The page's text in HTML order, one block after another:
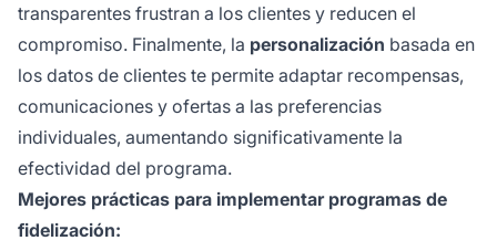
transparentes frustran a los clientes y reducen el
compromiso. Finalmente, la personalización basada en
los datos de clientes te permite adaptar recompensas,
comunicaciones y ofertas a las preferencias
individuales, aumentando significativamente la
efectividad del programa.
Mejores prácticas para implementar programas de
fidelización: